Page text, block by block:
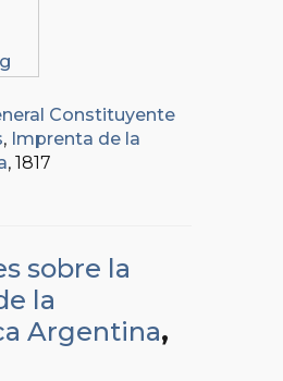
Constituyente
, Imprenta de la
, 1817
sobre la
la
Argentina,